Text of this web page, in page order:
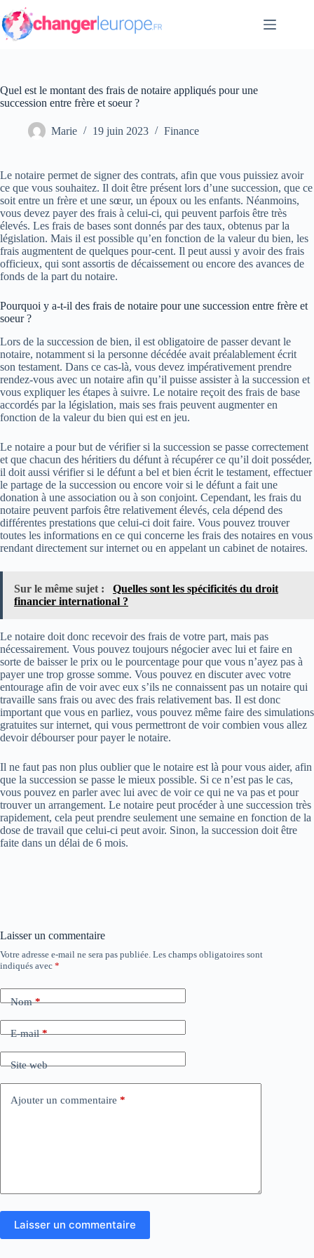
Passer
au
contenu
Quel est le montant des frais de notaire appliqués pour une
succession entre frère et soeur ?
Marie 19 juin 2023 Finance
Le notaire permet de signer des contrats, afin que vous puissiez avoir
ce que vous souhaitez. Il doit être présent lors d’une succession, que ce
soit entre un frère et une sœur, un époux ou les enfants. Néanmoins,
vous devez payer des frais à celui-ci, qui peuvent parfois être très
élevés. Les frais de bases sont donnés par des taux, obtenus par la
législation. Mais il est possible qu’en fonction de la valeur du bien, les
frais augmentent de quelques pour-cent. Il peut aussi y avoir des frais
officieux, qui sont assortis de décaissement ou encore des avances de
fonds de la part du notaire.
Pourquoi y a-t-il des frais de notaire pour une succession entre frère et
soeur ?
Lors de la succession de bien, il est obligatoire de passer devant le
notaire, notamment si la personne décédée avait préalablement écrit
son testament. Dans ce cas-là, vous devez impérativement prendre
rendez-vous avec un notaire afin qu’il puisse assister à la succession et
vous expliquer les étapes à suivre. Le notaire reçoit des frais de base
accordés par la législation, mais ses frais peuvent augmenter en
fonction de la valeur du bien qui est en jeu.
Le notaire a pour but de vérifier si la succession se passe correctement
et que chacun des héritiers du défunt à récupérer ce qu’il doit posséder,
il doit aussi vérifier si le défunt a bel et bien écrit le testament, effectuer
le partage de la succession ou encore voir si le défunt a fait une
donation à une association ou à son conjoint. Cependant, les frais du
notaire peuvent parfois être relativement élevés, cela dépend des
différentes prestations que celui-ci doit faire. Vous pouvez trouver
toutes les informations en ce qui concerne les frais des notaires en vous
rendant directement sur internet ou en appelant un cabinet de notaires.
Sur le même sujet :
Quelles sont les spécificités du droit
financier international ?
Le notaire doit donc recevoir des frais de votre part, mais pas
nécessairement. Vous pouvez toujours négocier avec lui et faire en
sorte de baisser le prix ou le pourcentage pour que vous n’ayez pas à
payer une trop grosse somme. Vous pouvez en discuter avec votre
entourage afin de voir avec eux s’ils ne connaissent pas un notaire qui
travaille sans frais ou avec des frais relativement bas. Il est donc
important que vous en parliez, vous pouvez même faire des simulations
gratuites sur internet, qui vous permettront de voir combien vous allez
devoir débourser pour payer le notaire.
Il ne faut pas non plus oublier que le notaire est là pour vous aider, afin
que la succession se passe le mieux possible. Si ce n’est pas le cas,
vous pouvez en parler avec lui avec de voir ce qui ne va pas et pour
trouver un arrangement. Le notaire peut procéder à une succession très
rapidement, cela peut prendre seulement une semaine en fonction de la
dose de travail que celui-ci peut avoir. Sinon, la succession doit être
faite dans un délai de 6 mois.
Laisser un commentaire
Votre adresse e-mail ne sera pas publiée. Les champs obligatoires sont
indiqués avec *
Nom*
E-mail*
Site web
Ajouter un commentaire *
Laisser un commentaire